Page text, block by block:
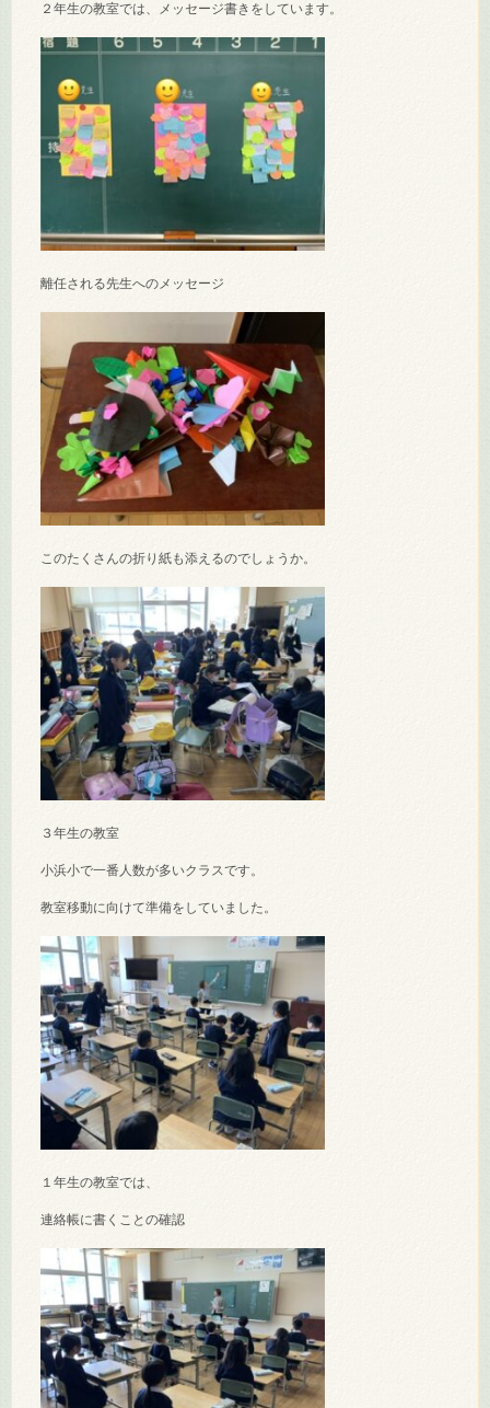
２年生の教室では、メッセージ書きをしています。
離任される先生へのメッセージ
このたくさんの折り紙も添えるのでしょうか。
３年生の教室
小浜小で一番人数が多いクラスです。
教室移動に向けて準備をしていました。
１年生の教室では、
連絡帳に書くことの確認